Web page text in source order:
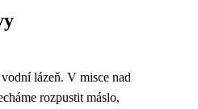
lázeň. V misce nad
rozpustit máslo,